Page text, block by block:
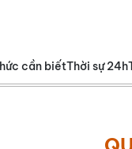
cần biếtThời sự 24h